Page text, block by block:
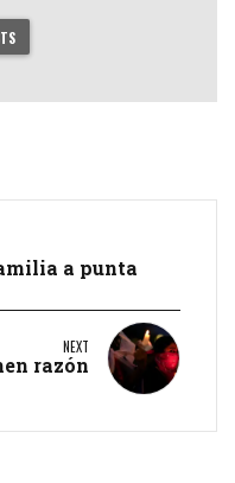
a punta
NEXT
razón